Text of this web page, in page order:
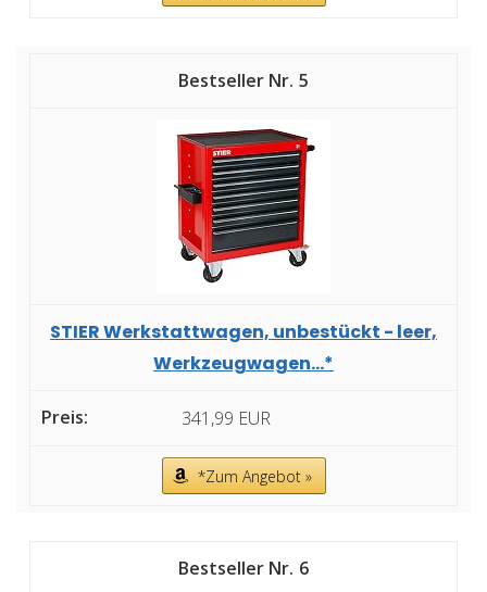
5
STIER Werkstattwagen, unbestückt - leer,
Werkzeugwagen...*
341,99 EUR
*Zum Angebot »
6